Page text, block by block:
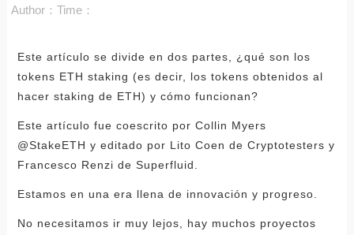
Author： Time：
Este artículo se divide en dos partes, ¿qué son los
tokens ETH staking (es decir, los tokens obtenidos al
hacer staking de ETH) y cómo funcionan?
Este artículo fue coescrito por Collin Myers
@StakeETH y editado por Lito Coen de Cryptotesters y
Francesco Renzi de Superfluid.
Estamos en una era llena de innovación y progreso.
No necesitamos ir muy lejos, hay muchos proyectos